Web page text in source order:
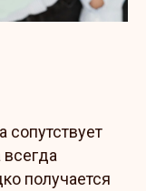
сопутствует
получается